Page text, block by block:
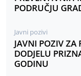
PODRUČJU
Javni pozivi
JAVNI POZIV ZA
DODJELU
GODINU